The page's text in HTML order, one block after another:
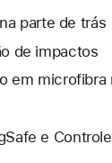
parte de trás
de impactos
em microfibra
e